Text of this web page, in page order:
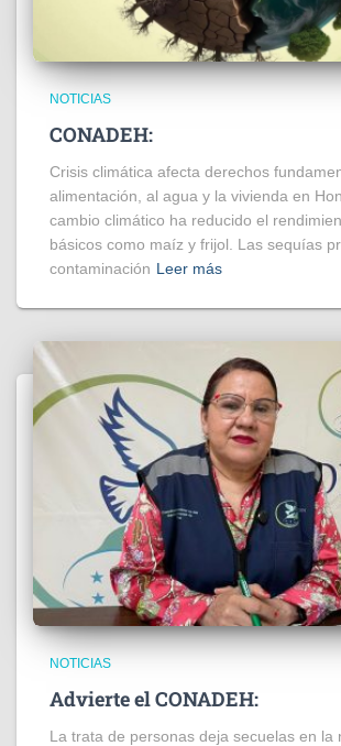
NOTICIAS
CONADEH:
Crisis climática afecta derechos
alimentación, al agua y la vivienda en
cambio climático ha reducido el
básicos como maíz y frijol. Las sequías
contaminación Leer más
NOTICIAS
Advierte el CONADEH:
La trata de personas deja secuelas en la